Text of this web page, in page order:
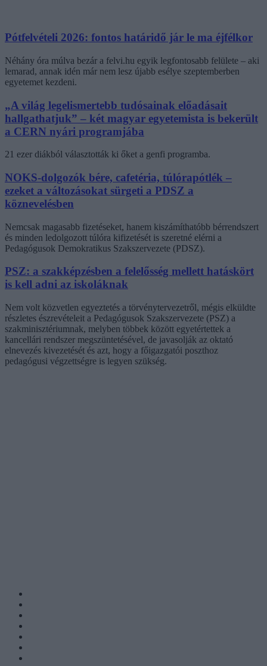
Pótfelvételi 2026: fontos határidő jár le ma éjfélkor
Néhány óra múlva bezár a felvi.hu egyik legfontosabb felülete – aki
lemarad, annak idén már nem lesz újabb esélye szeptemberben
egyetemet kezdeni.
„A világ legelismertebb tudósainak előadásait
hallgathatjuk” – két magyar egyetemista is bekerült
a CERN nyári programjába
21 ezer diákból választották ki őket a genfi programba.
NOKS-dolgozók bére, cafetéria, túlórapótlék –
ezeket a változásokat sürgeti a PDSZ a
köznevelésben
Nemcsak magasabb fizetéseket, hanem kiszámíthatóbb bérrendszert
és minden ledolgozott túlóra kifizetését is szeretné elérni a
Pedagógusok Demokratikus Szakszervezete (PDSZ).
PSZ: a szakképzésben a felelősség mellett hatáskört
is kell adni az iskoláknak
Nem volt közvetlen egyeztetés a törvénytervezetről, mégis elküldte
részletes észrevételeit a Pedagógusok Szakszervezete (PSZ) a
szakminisztériumnak, melyben többek között egyetértettek a
kancellári rendszer megszüntetésével, de javasolják az oktató
elnevezés kivezetését és azt, hogy a főigazgatói poszthoz
pedagógusi végzettségre is legyen szükség.